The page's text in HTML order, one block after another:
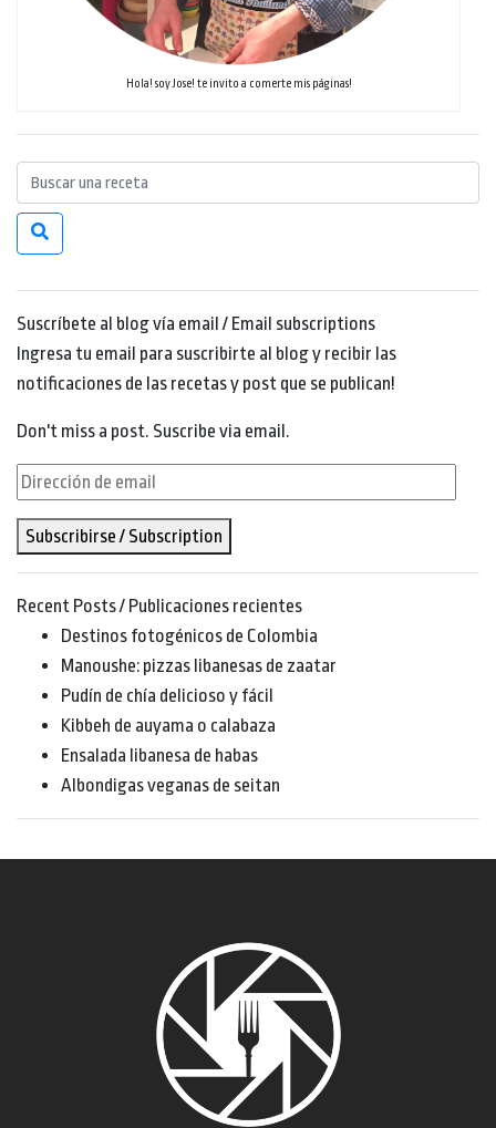
Hola! soy Jose! te invito a comerte mis páginas!
Suscríbete al blog vía email / Email subscriptions
Ingresa tu email para suscribirte al blog y recibir las
notificaciones de las recetas y post que se publican!
Don't miss a post. Suscribe via email.
Dirección
email
Subscribirse / Subscription
Recent Posts / Publicaciones recientes
Destinos fotogénicos de Colombia
Manoushe: pizzas libanesas de zaatar
Pudín de chía delicioso y fácil
Kibbeh de auyama o calabaza
Ensalada libanesa de habas
Albondigas veganas de seitan